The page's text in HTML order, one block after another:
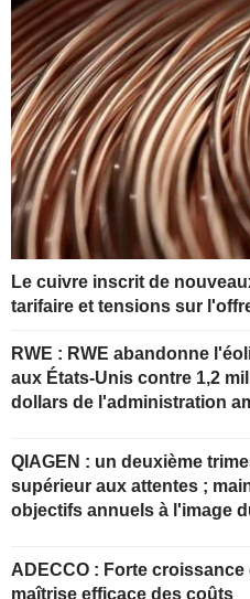
Le cuivre inscrit de
tarifaire et tensions sur
RWE : RWE abandonne l'éolien offshore
aux États-Unis contre 1,2
dollars de l'administration
QIAGEN : un deuxième trimestre
supérieur aux attentes ;
objectifs annuels à l'image
ADECCO : Forte croissance organique et
maîtrise efficace des coûts